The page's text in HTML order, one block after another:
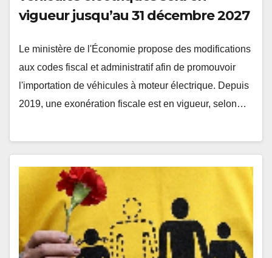
vigueur jusqu’au 31 décembre 2027
Le ministère de l'Économie propose des modifications
aux codes fiscal et administratif afin de promouvoir
l'importation de véhicules à moteur électrique. Depuis
2019, une exonération fiscale est en vigueur, selon…